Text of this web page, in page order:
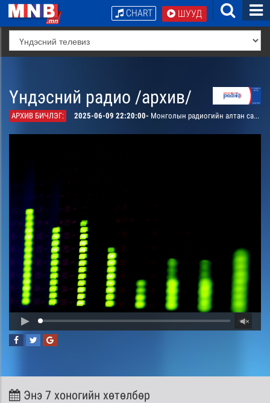
ШУУД
CHART
Үндэсний радио /архив/
АРХИВ БИЧЛЭГ: 2025-06-09 22:20:00- Монголын радиогийн алтан сангаас
Энэ 7 хоногийн хөтөлбөр